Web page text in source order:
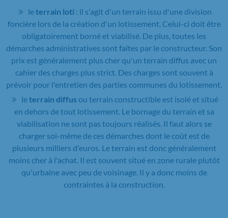
leterrain loti : il s'agit d'un terrain issu d'une division
foncière lors de la création d'un lotissement. Celui-ci doit être
obligatoirement borné et viabilisé. De plus, toutes les
démarches administratives sont faites par le constructeur. Son
prix est généralement plus cher qu'un terrain diffus avec un
cahier des charges plus strict. Des charges sont souvent à
prévoir pour l'entretien des parties communes du lotissement.
leterrain diffusou terrain constructible est isolé et situé
en dehors de tout lotissement. Le bornage du terrain et sa
viabilisation ne sont pas toujours réalisés. Il faut alors se
charger soi-même de ces démarches dont le coût est de
plusieurs milliers d'euros. Le terrain est donc généralement
moins cher à l'achat. Il est souvent situé en zone rurale plutôt
qu'urbaine avec peu de voisinage. Il y a donc moins de
contraintes à la construction.